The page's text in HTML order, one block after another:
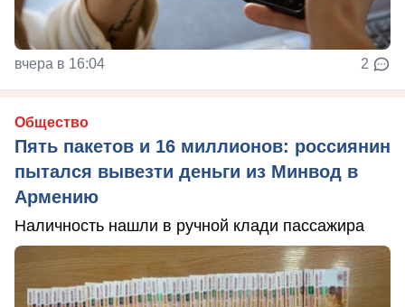
вчера в 16:04 2
Общество
Пять пакетов и 16 миллионов: россиянин
пытался вывезти деньги из Минвод в
Армению
Наличность нашли в ручной клади пассажира